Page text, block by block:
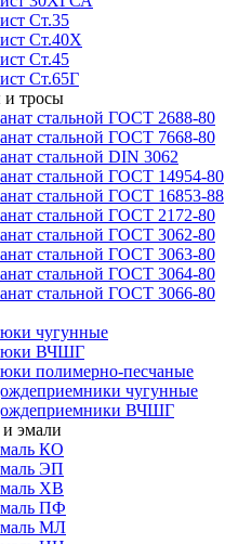
Ст.35
Ст.40Х
Ст.45
Ст.65Г
и тросы
стальной ГОСТ 2688-80
стальной ГОСТ 7668-80
стальной DIN 3062
стальной ГОСТ 14954-80
стальной ГОСТ 16853-88
стальной ГОСТ 2172-80
стальной ГОСТ 3062-80
стальной ГОСТ 3063-80
стальной ГОСТ 3064-80
стальной ГОСТ 3066-80
чугунные
ВЧШГ
полимерно-песчаные
чугунные
ВЧШГ
эмали
КО
ЭП
ХВ
ПФ
МЛ